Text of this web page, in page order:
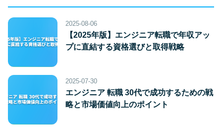
2025-08-06
【2025年版】エンジニア転職で年収アッ
プに直結する資格選びと取得戦略
2025-07-30
エンジニア 転職 30代で成功するための戦
略と市場価値向上のポイント